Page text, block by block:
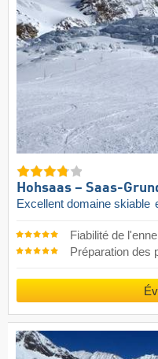
Hohsaas – Saas-
Excellent domaine skiable
Fiabilité de
Préparation des